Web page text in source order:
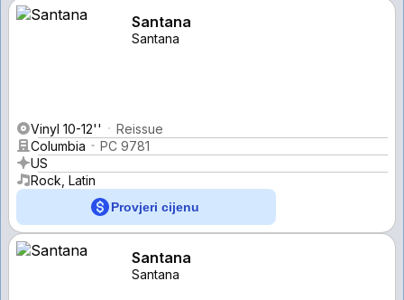
Santana
Santana
Vinyl 10-12''
Reissue
Columbia
PC 9781
US
Rock, Latin
Provjeri cijenu
Santana
Santana